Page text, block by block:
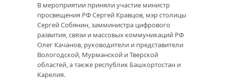
В мероприятии приняли участие министр
просвещения РФ Сергей Кравцов, мэр столицы
Сергей Собянин, замминистра цифрового
развития, связи и массовых коммуникаций РФ
Олег Качанов, руководители и представители
Вологодской, Мурманской и Тверской
областей, а также республик Башкортостан и
Карелия.